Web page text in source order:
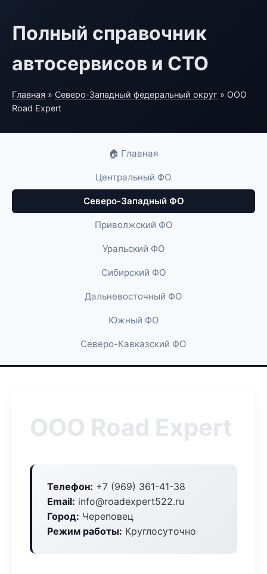
Полный справочник
автосервисов и СТО
Главная » Северо-Западный федеральный округ » ООО
Road Expert
🏠 Главная
Центральный ФО
Северо-Западный ФО
Приволжский ФО
Уральский ФО
Сибирский ФО
Дальневосточный ФО
Южный ФО
Северо-Кавказский ФО
ООО Road Expert
Телефон: +7 (969) 361-41-38
Email: info@roadexpert522.ru
Город: Череповец
Режим работы: Круглосуточно